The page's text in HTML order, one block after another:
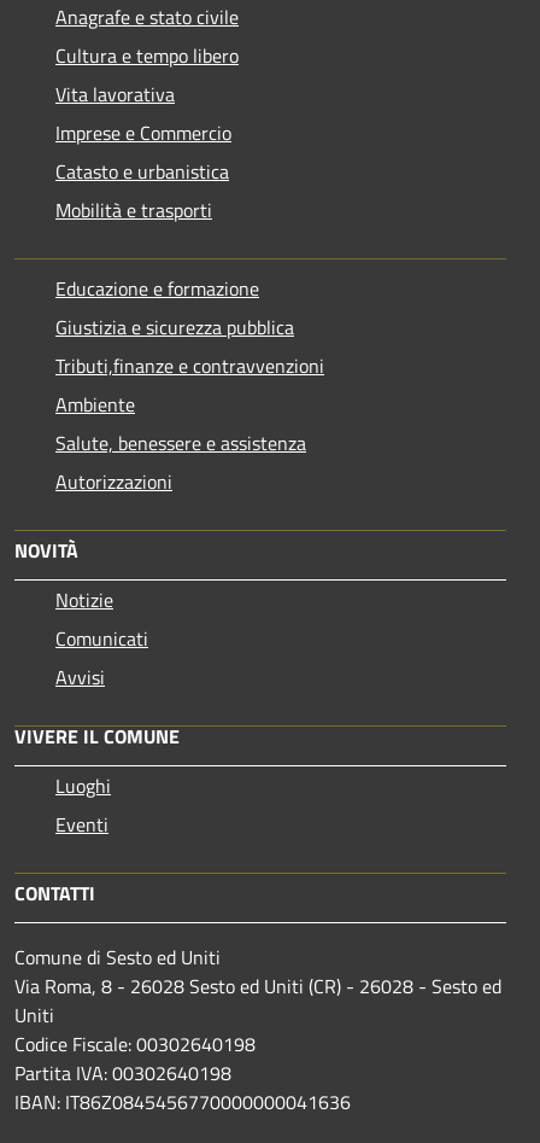
Anagrafe e stato civile
Cultura e tempo libero
Vita lavorativa
Imprese e Commercio
Catasto e urbanistica
Mobilità e trasporti
Educazione e formazione
Giustizia e sicurezza pubblica
Tributi,finanze e contravvenzioni
Ambiente
Salute, benessere e assistenza
Autorizzazioni
NOVITÀ
Notizie
Comunicati
Avvisi
VIVERE IL COMUNE
Luoghi
Eventi
CONTATTI
Comune di Sesto ed Uniti
Via Roma, 8 - 26028 Sesto ed Uniti (CR) - 26028 - Sesto ed
Uniti
Codice Fiscale: 00302640198
Partita IVA: 00302640198
IBAN: IT86Z0845456770000000041636